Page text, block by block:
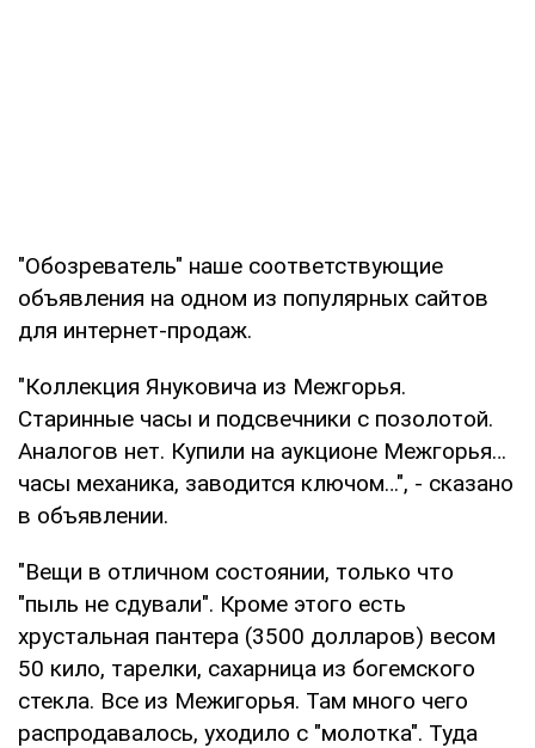
"Обозреватель" наше соответствующие
объявления на одном из популярных сайтов
для интернет-продаж.
"Коллекция Януковича из Межгорья.
Старинные часы и подсвечники с позолотой.
Аналогов нет. Купили на аукционе Межгорья…
часы механика, заводится ключом…", - сказано
в объявлении.
"Вещи в отличном состоянии, только что
"пыль не сдували". Кроме этого есть
хрустальная пантера (3500 долларов) весом
50 кило, тарелки, сахарница из богемского
стекла. Все из Межигорья. Там много чего
распродавалось, уходило с "молотка". Туда